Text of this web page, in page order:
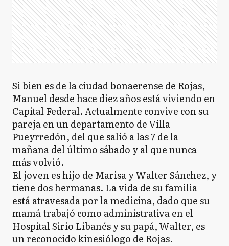
Si bien es de la ciudad bonaerense de Rojas,
Manuel desde hace diez años está viviendo en
Capital Federal. Actualmente convive con su
pareja en un departamento de Villa
Pueyrredón, del que salió a las 7 de la
mañana del último sábado y al que nunca
más volvió.
El joven es hijo de Marisa y Walter Sánchez, y
tiene dos hermanas. La vida de su familia
está atravesada por la medicina, dado que su
mamá trabajó como administrativa en el
Hospital Sirio Libanés y su papá, Walter, es
un reconocido kinesiólogo de Rojas.